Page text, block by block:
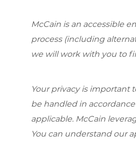
McCain is an accessible
process (including
we will work with you to
Your privacy is important
be handled in accordance
applicable. McCain
You can understand our